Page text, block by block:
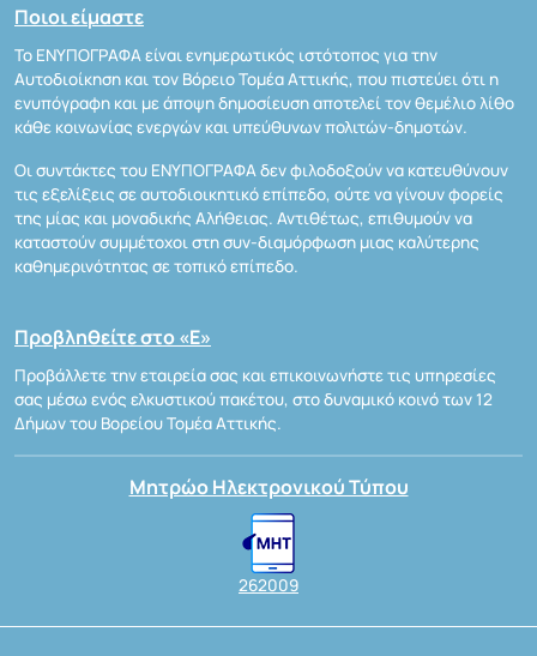
Ποιοι είμαστε
Το ΕΝΥΠΟΓΡΑΦΑ είναι ενημερωτικός ιστότοπος για την
Αυτοδιοίκηση και τον Βόρειο Τομέα Αττικής, που πιστεύει ότι η
ενυπόγραφη και με άποψη δημοσίευση αποτελεί τον θεμέλιο λίθο
κάθε κοινωνίας ενεργών και υπεύθυνων πολιτών-δημοτών.
Οι συντάκτες του ΕΝΥΠΟΓΡΑΦΑ δεν φιλοδοξούν να κατευθύνουν
τις εξελίξεις σε αυτοδιοικητικό επίπεδο, ούτε να γίνουν φορείς
της μίας και μοναδικής Αλήθειας. Αντιθέτως, επιθυμούν να
καταστούν συμμέτοχοι στη συν-διαμόρφωση μιας καλύτερης
καθημερινότητας σε τοπικό επίπεδο.
Προβληθείτε στο «Ε»
Προβάλλετε την εταιρεία σας και επικοινωνήστε τις υπηρεσίες
σας μέσω ενός ελκυστικού πακέτου, στο δυναμικό κοινό των 12
Δήμων του Βορείου Τομέα Αττικής.
Μητρώο Ηλεκτρονικού Τύπου
262009